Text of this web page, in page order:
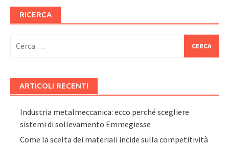
RICERCA
per:
ARTICOLI RECENTI
Industria metalmeccanica: ecco perché scegliere
sistemi di sollevamento Emmegiesse
Come la scelta dei materiali incide sulla competitività